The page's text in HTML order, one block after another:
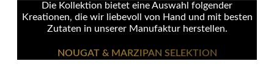
Die Kollektion bietet eine Auswahl folgender
Kreationen, die wir liebevoll von Hand und mit besten
Zutaten in unserer Manufaktur herstellen.
NOUGAT & MARZIPAN SELEKTION